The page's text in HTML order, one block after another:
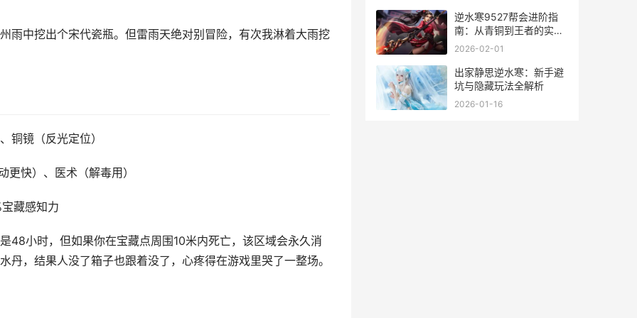
雨中挖出个宋代瓷瓶。但雷雨天绝对别冒险，有次我淋着大雨挖
铜镜（反光定位）
更快）、医术（解毒用）
藏感知力
48小时，但如果你在宝藏点周围10米内死亡，该区域会永久消
丹，结果人没了箱子也跟着没了，心疼得在游戏里哭了一整场。
逆水寒9527帮会进阶指
南：从青铜到王者的实战
秘籍
2026-02-01
出家静思逆水寒：新手避
坑与隐藏玩法全解析
2026-01-16